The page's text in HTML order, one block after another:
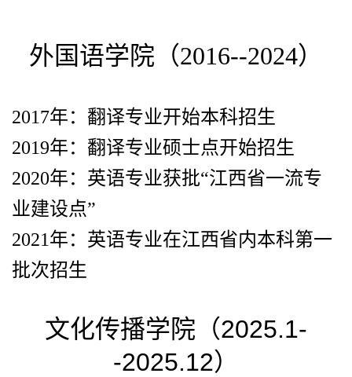
外国语学院（2016--2024）
2017年：翻译专业开始本科招生
2019年：翻译专业硕士点开始招生
2020年：英语专业获批“江西省一流专
业建设点”
2021年：英语专业在江西省内本科第一
批次招生
文化传播学院（2025.1-
-2025.12）